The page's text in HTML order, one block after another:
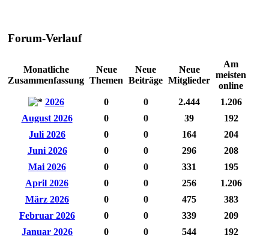
Forum-Verlauf
Monatliche
Zusammenfassung
Neue
Themen
Neue
Beiträge
Neue
Mitglieder
Am
meisten
online
2026
0 0 2.444
1.206
August 2026
0 0 39
192
Juli 2026
0 0 164
204
Juni 2026
0 0 296
208
Mai 2026
0 0 331
195
April 2026
0 0 256
1.206
März 2026
0 0 475
383
Februar 2026
0 0 339
209
Januar 2026
0 0 544
192